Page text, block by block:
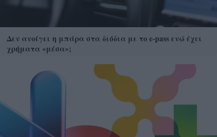
Δεν ανοίγει η μπάρα στα διόδια με το e-pass ενώ έχει
χρήματα «μέσα»;